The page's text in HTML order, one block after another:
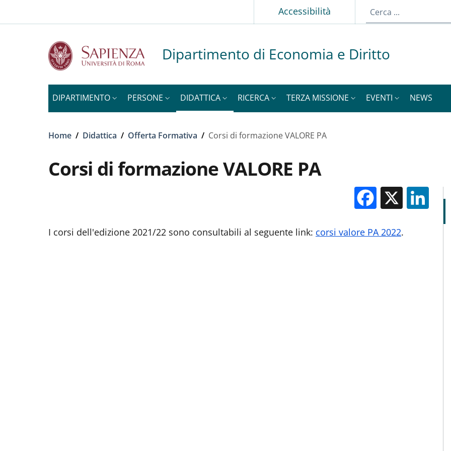
Accessibilità
Dipartimento di Economia e Diritto
DIPARTIMENTO PERSONE DIDATTICA RICERCA TERZA MISSIONE EVENTI NEWS
Briciole di pane
Home / Didattica / Offerta Formativa / Corsi di formazione VALORE PA
Corsi di formazione VALORE PA
Facebook
X
I corsi dell'edizione 2021/22 sono consultabili al seguente link: corsi valore PA 2022.